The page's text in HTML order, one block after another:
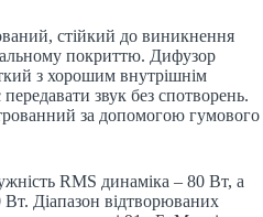
стійкий до виникнення
покриттю. Дифузор
з хорошим внутрішнім
звук без спотворень.
за допомогою гумового
RMS динаміка – 80 Вт, а
Діапазон відтворюваних